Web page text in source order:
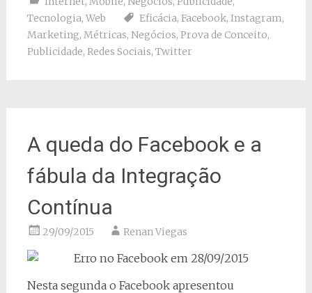
Tecnologia, Web Eficácia, Facebook, Instagram,
Marketing, Métricas, Negócios, Prova de Conceito,
Publicidade, Redes Sociais, Twitter
A queda do Facebook e a
fábula da Integração
Contínua
29/09/2015 Renan Viegas
Nesta segunda o Facebook apresentou